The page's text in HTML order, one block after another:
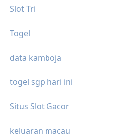
Slot Tri
Togel
data kamboja
togel sgp hari ini
Situs Slot Gacor
keluaran macau